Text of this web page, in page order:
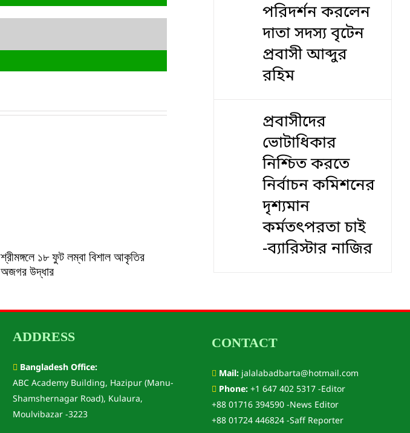
শ্রীমঙ্গলে ১৮ ফুট লম্বা বিশাল আকৃতির
অজগর উদ্ধার
পরিদর্শন করলেন
দাতা সদস্য বৃটেন
প্রবাসী আব্দুর
রহিম
প্রবাসীদের
ভোটাধিকার
নিশ্চিত করতে
নির্বাচন কমিশনের
দৃশ‍্যমান
কর্মতৎপরতা চাই
-ব্যারিস্টার নাজির
ADDRESS
Bangladesh Office:
ABC Academy Building, Hazipur (Manu-
Shamshernagar Road), Kulaura,
Moulvibazar -3223
CONTACT
Mail:jalalabadbarta@hotmail.com
Phone:+1 647 402 5317 -Editor
+88 01716 394590 -News Editor
+88 01724 446824 -Saff Reporter